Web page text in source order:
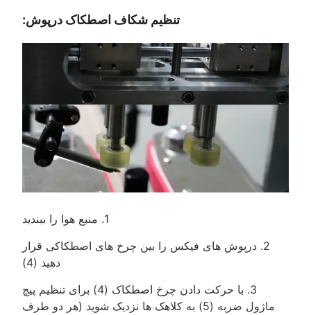
تنظیم شکاف اصطکاک درپوش:
1. منبع هوا را ببندید
2. درپوش های فیکس را بین چرخ های اصطکاکی قرار
دهید (4)
3. با حرکت دادن چرخ اصطکاک (4) برای تنظیم پیچ
ماژول ضربه (5) به کلاهک ها نزدیک شوید (هر دو طرف